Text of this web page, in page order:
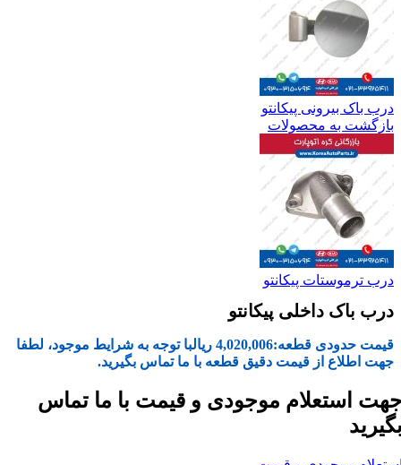
درب باک بیرونی پیکانتو
بازگشت به محصولات
درب ترموستات پیکانتو
درب باک داخلی پیکانتو
قیمت حدودی قطعه:4,020,006 ریالبا توجه به شرایط موجود، لطفا
جهت اطلاع از قیمت دقیق قطعه با ما تماس بگیرید.
استعلام موجودی و قیمت با ما تماس